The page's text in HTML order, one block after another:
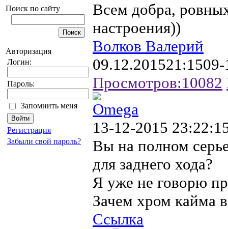
Поиск по сайту
Авторизация
Логин:
Пароль:
Запомнить меня
Регистрация
Забыли свой пароль?
Всем добра,
настроения))
Волков Валерий
09.12.201521:15
Просмотров:10082
Omega
13-12-2015
Вы на полном
для заднего хода?
Я уже не говорю
Зачем хром кайма
Ссылка